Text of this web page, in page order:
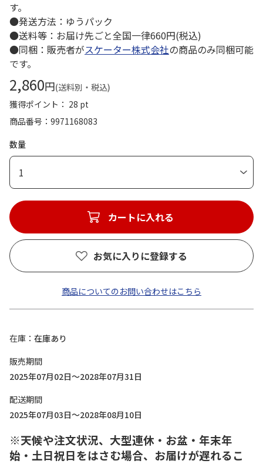
す。
●発送方法：ゆうパック
●送料等：お届け先ごと全国一律660円(税込)
●同梱：販売者がスケーター株式会社の商品のみ同梱可能
です。
2,860円(送料別・税込)
獲得ポイント： 28 pt
商品番号
9971168083
数量
1
カートに入れる
お気に入りに登録する
商品についてのお問い合わせはこちら
在庫
在庫あり
販売期間
2025年07月02日～2028年07月31日
配送期間
2025年07月03日～2028年08月10日
※天候や注文状況、大型連休・お盆・年末年
始・土日祝日をはさむ場合、お届けが遅れるこ